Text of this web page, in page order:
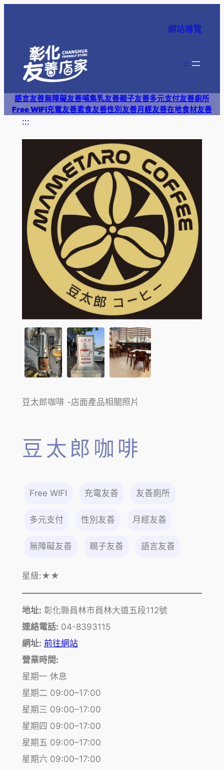
網站導覽
:::
語言友善無障礙友善哺集乳友善親子友善多元支付友善廁所
Free WIFI充電友善素食友善性別友善月經友善在地食材友善
:::
豆太郎咖啡 -店面產品相關照片
豆太郎咖啡
Free WIFI 充電友善 友善廁所
多元支付 性別友善 月經友善
無障礙友善 親子友善 語言友善
星級:★★
地址: 彰化縣員林市員林大道五段112號
連絡電話: 04-8393115
網址: 前往網站
營業時間:
星期一 休息
星期二 09:00–17:00
星期三 09:00–17:00
星期四 09:00–17:00
星期五 09:00–17:00
星期六 09:00–17:00